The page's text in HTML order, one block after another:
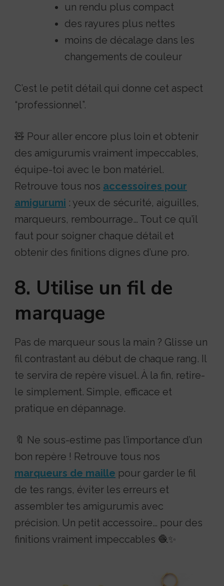
e
p
u
r
a
m
i
g
u
r
m
i
un rendu plus compact
des rayures plus nettes
moins de décalage dans les
changements de couleur
C’est le petit détail qui donne cet aspect
“professionnel”.
🧸 Pour aller encore plus loin et obtenir
des amigurumis vraiment impeccables,
équipe-toi avec le bon matériel.
Retrouve tous nos accessoires pour
amigurumi : yeux de sécurité, aiguilles,
marqueurs, rembourrage… Tout ce qu’il
faut pour soigner chaque détail et
obtenir des finitions dignes d’une pro.
8. Utilise un fil de
marquage
Pas de marqueur sous la main ? Glisse un
fil contrastant au début de chaque rang. Il
te servira de repère visuel. À la fin, retire-
le simplement. Simple, efficace et
pratique en dépannage.
🔖 Ne sous-estime pas l’importance d’un
bon repère ! Retrouve tous nos
marqueurs de maille pour garder le fil
de tes rangs, éviter les erreurs et
assembler tes amigurumis avec
précision. Un petit accessoire… pour des
finitions vraiment impeccables 🧶✨